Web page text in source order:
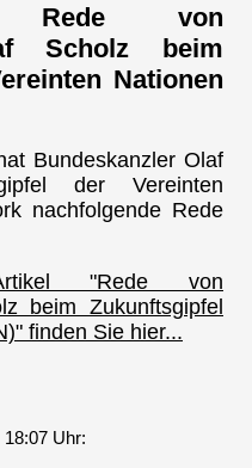
Rede von
Scholz beim
Nationen
Bundeskanzler Olaf
der Vereinten
nachfolgende Rede
"Rede von
beim Zukunftsgipfel
finden Sie hier...
Uhr: